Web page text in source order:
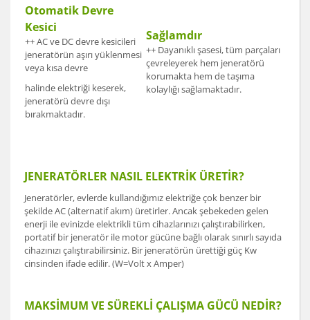
Otomatik Devre
Kesici
++ AC ve DC devre kesicileri
jeneratörün aşırı yüklenmesi
veya kısa devre
halinde elektriği keserek,
jeneratörü devre dışı
bırakmaktadır.
Sağlamdır
++ Dayanıklı şasesi, tüm parçaları
çevreleyerek hem jeneratörü
korumakta hem de taşıma
kolaylığı sağlamaktadır.
JENERATÖRLER NASIL ELEKTRİK ÜRETİR?
Jeneratörler, evlerde kullandığımız elektriğe çok benzer bir
şekilde AC (alternatif akım) üretirler. Ancak şebekeden gelen
enerji ile evinizde elektrikli tüm cihazlarınızı çalıştırabilirken,
portatif bir jeneratör ile motor gücüne bağlı olarak sınırlı sayıda
cihazınızı çalıştırabilirsiniz. Bir jeneratörün ürettiği güç Kw
cinsinden ifade edilir. (W=Volt x Amper)
MAKSİMUM VE SÜREKLİ ÇALIŞMA GÜCÜ NEDİR?